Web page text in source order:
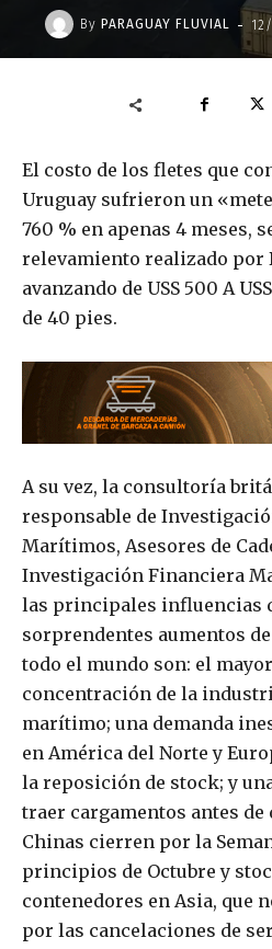
By PARAGUAY FLUVIAL -
El costo de los fletes que
Uruguay sufrieron un
760 % en apenas 4 meses,
relevamiento realizado por
avanzando de USS 500 A
de 40 pies.
A su vez, la consultoría
responsable de
Marítimos, Asesores de
Investigación Financiera
las principales influencias
sorprendentes aumentos
todo el mundo son: el
concentración de la
marítimo; una demanda
en América del Norte y
la reposición de stock; y
traer cargamentos antes de
Chinas cierren por la
principios de Octubre y
contenedores en Asia, que
por las cancelaciones de